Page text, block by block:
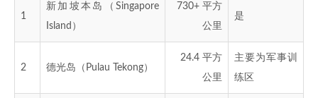
1
新加坡本岛（Singapore
Island）
730+ 平方
公里
是
2 德光岛（Pulau Tekong）
24.4 平方
公里
主要为军事训
练区